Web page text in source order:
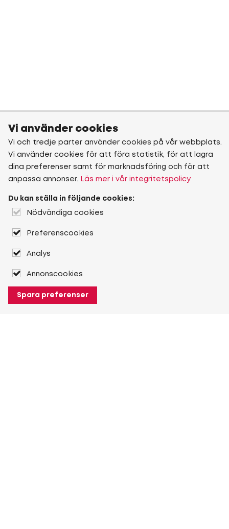
Vi använder cookies
Vi och tredje parter använder cookies på vår webbplats.
Vi använder cookies för att föra statistik, för att lagra
dina preferenser samt för marknadsföring och för att
anpassa annonser.
Läs mer i vår integritetspolicy
Du kan ställa in följande cookies:
Nödvändiga cookies
Preferenscookies
Analys
Annonscookies
Spara preferenser